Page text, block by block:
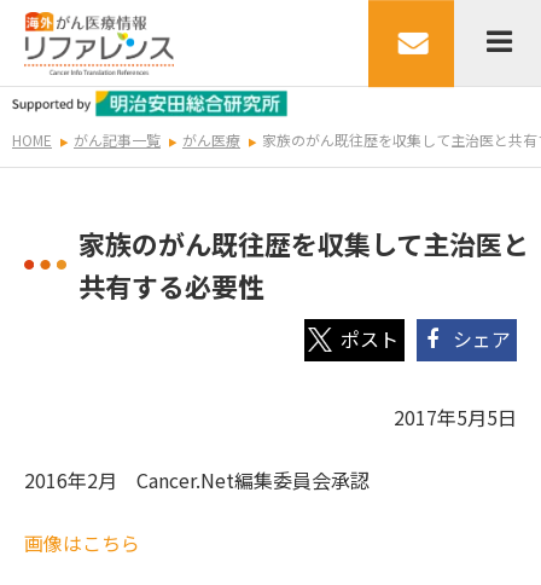
HOME がん記事一覧 がん医療 家族のがん既往歴を収集して主治医と共
家族のがん既往歴を収集して主治医と
共有する必要性
シェア
2017年5月5日
2016年2月 Cancer.Net編集委員会承認
画像はこちら